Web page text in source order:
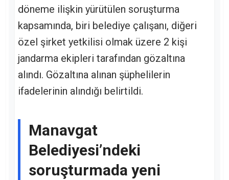
döneme ilişkin yürütülen soruşturma
kapsamında, biri belediye çalışanı, diğeri
özel şirket yetkilisi olmak üzere 2 kişi
jandarma ekipleri tarafından gözaltına
alındı. Gözaltına alınan şüphelilerin
ifadelerinin alındığı belirtildi.
Manavgat
Belediyesi’ndeki
soruşturmada yeni